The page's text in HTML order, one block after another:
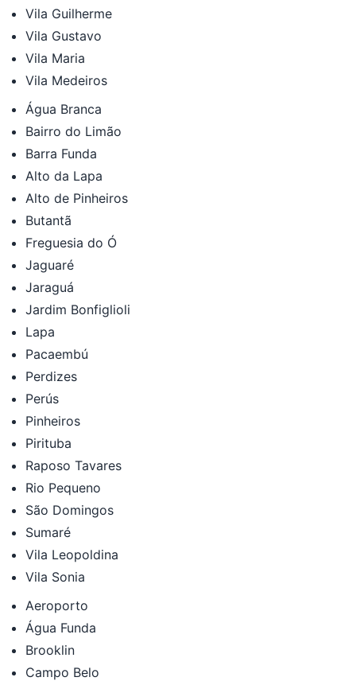
Vila Guilherme
Vila Gustavo
Vila Maria
Vila Medeiros
Água Branca
Bairro do Limão
Barra Funda
Alto da Lapa
Alto de Pinheiros
Butantã
Freguesia do Ó
Jaguaré
Jaraguá
Jardim Bonfiglioli
Lapa
Pacaembú
Perdizes
Perús
Pinheiros
Pirituba
Raposo Tavares
Rio Pequeno
São Domingos
Sumaré
Vila Leopoldina
Vila Sonia
Aeroporto
Água Funda
Brooklin
Campo Belo